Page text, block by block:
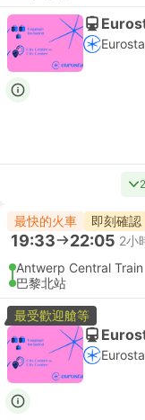
最快的火車 即刻確認
19:33 22:05 2小
Antwerp Central Train
巴黎北站
最受歡迎艙等